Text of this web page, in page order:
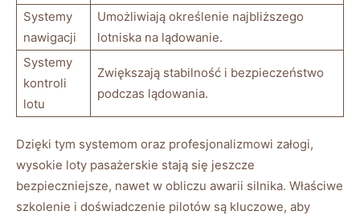
Systemy
‌nawigacji
Umożliwiają określenie najbliższego
lotniska⁢ na lądowanie.
Systemy
kontroli
lotu
Zwiększają stabilność i bezpieczeństwo
podczas lądowania.
Dzięki tym systemom oraz profesjonalizmowi załogi,
wysokie loty pasażerskie stają się jeszcze
bezpieczniejsze, nawet⁤ w obliczu awarii silnika.⁢ Właściwe
szkolenie i⁢ doświadczenie‌ pilotów są kluczowe, aby